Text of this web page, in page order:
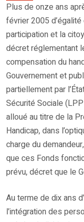
Plus de onze ans
février 2005
participation et la
décret réglementant
compensation du
Gouvernement et
partiellement par
Sécurité Sociale
alloué au titre de la
Handicap, dans
charge du
que ces Fonds
prévu, décret que le
Au terme de dix ans
l’intégration des